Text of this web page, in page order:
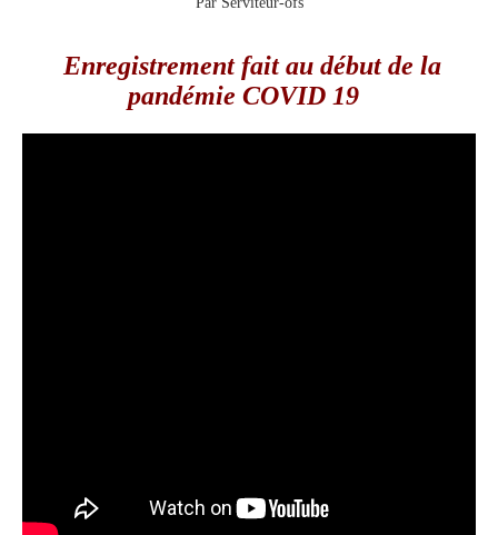
Enregistrement fait au début de la
pandémie COVID 19